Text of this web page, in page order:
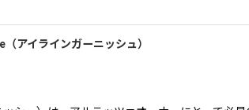
アイラインガーニッシュ）